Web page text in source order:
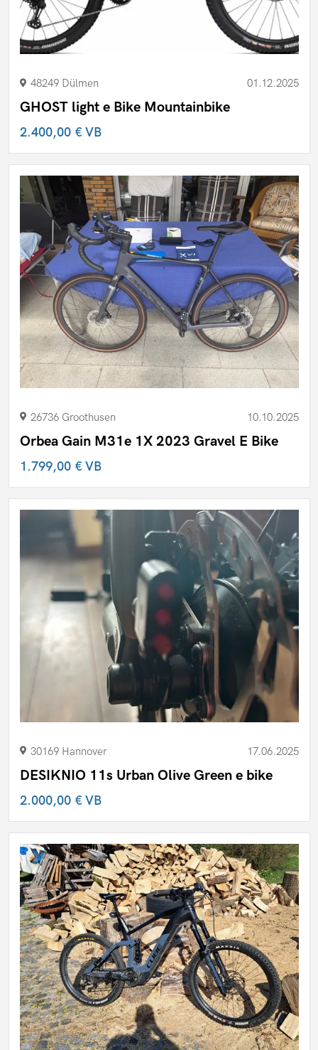
48249 Dülmen 01.12.2025
GHOST light e Bike Mountainbike
2.400,00 €VB
26736 Groothusen 10.10.2025
Orbea Gain M31e 1X 2023 Gravel E Bike
1.799,00 €VB
30169 Hannover 17.06.2025
DESIKNIO 11s Urban Olive Green e bike
2.000,00 €VB